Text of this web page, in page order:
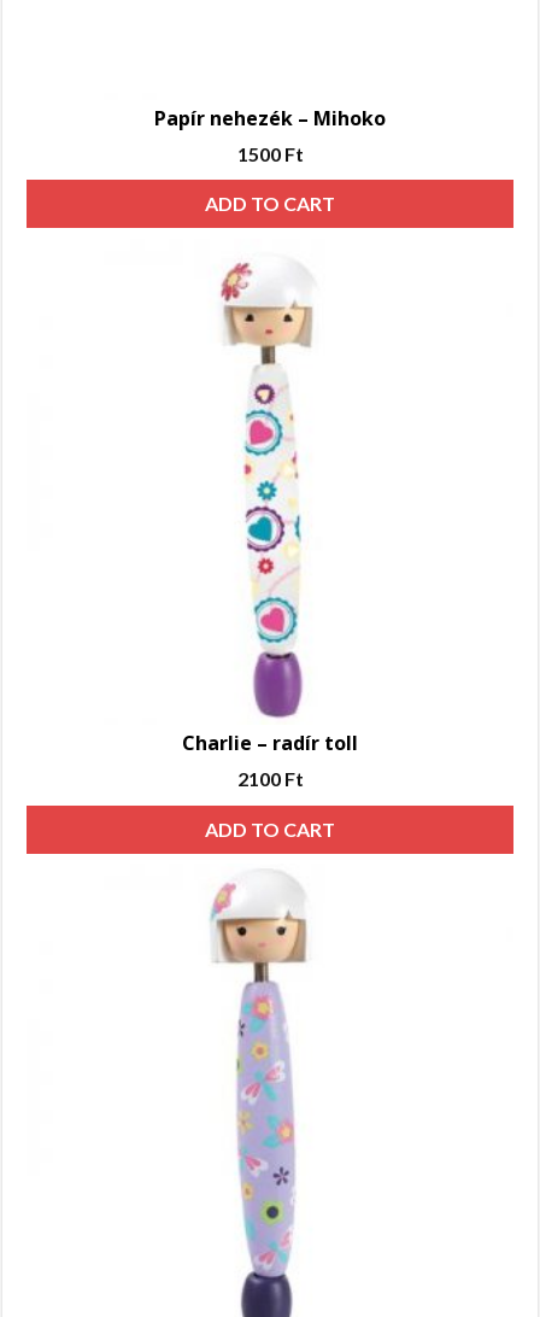
Papír nehezék – Mihoko
1500 Ft
ADD TO CART
Charlie – radír toll
2100 Ft
ADD TO CART